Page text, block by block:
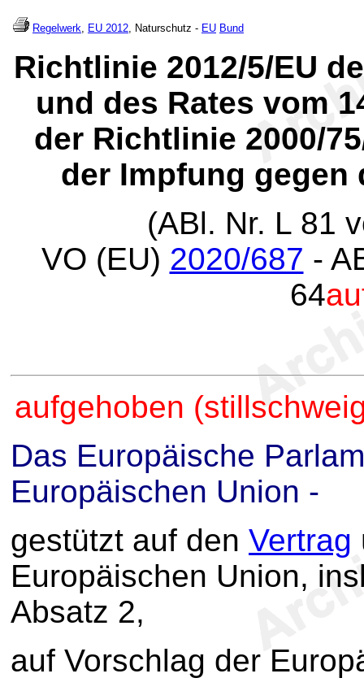
Regelwerk, EU 2012, Naturschutz - EU Bund
Richtlinie 2012/5/EU
und des Rates vom
der Richtlinie 2000/
der Impfung gegen
(ABl. Nr. L 81
VO (EU) 2020/687 -
64
aufgehoben
Das Europäische
Europäischen Union -
gestützt auf den Vertrag
Europäischen Union,
Absatz 2,
auf Vorschlag der